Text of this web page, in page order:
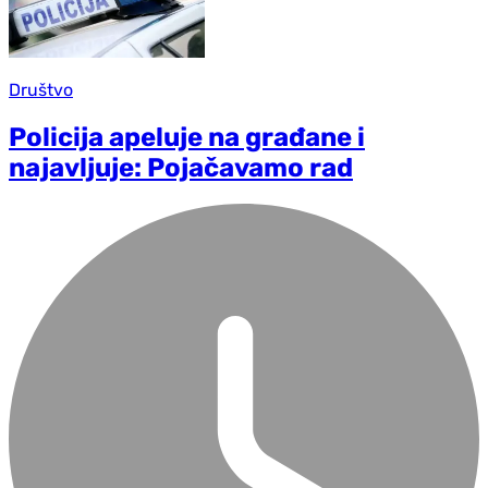
Društvo
Policija apeluje na građane i
najavljuje: Pojačavamo rad